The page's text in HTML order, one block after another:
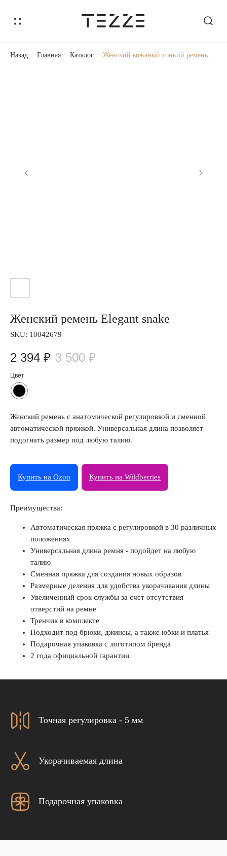
Назад Главная Каталог Женский кожаный тонкий ремень
Женский ремень Elegant snake
SKU: 10042679
2 394 ₽ 3 500 ₽
Цвет
Женский ремень с анатомической регулировкой и сменной
автоматической пряжкой. Универсальная длина позволяет
подогнать размер под любую талию.
Купить на Ozon Купить на Wildberries
Преимущества:
Автоматическая пряжка с регулировкой в 30 различных
положениях
Универсальная длина ремня - подойдет на любую
талию
Сменная пряжка для создания новых образов
Размерные деления для удобства укорачивания длины
Увеличенный срок службы за счет отсутствия
отверстий на ремне
Тренчик в комплекте
Подходит под брюки, джинсы, а также юбки и платья
Подарочная упаковка с логотипом бренда
2 года официальной гарантии
Точная регулировка - 5 мм
Укорачиваемая длина
Подарочная упаковка